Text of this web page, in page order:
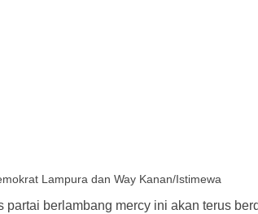
Lampura dan Way Kanan/Istimewa
berlambang mercy ini akan terus